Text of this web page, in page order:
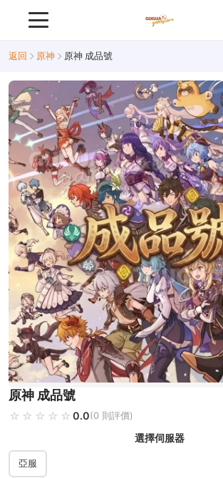
返回 原神 原神 成品號
原神 成品號
☆☆☆☆☆
★★★★★ 0.0(0 則評價)
選擇伺服器
亞服